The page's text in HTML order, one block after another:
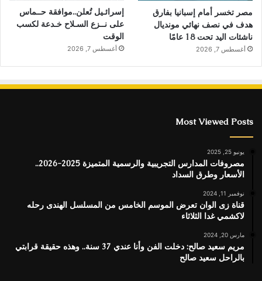
مصر تخسر أمام إسبانيا بفارق
هدف في نصف نهائي مونديال
ناشئات اليد تحت 18 عامًا
أغسطس 7, 2026
إسرائـيل تُعلن..موافقة حــماس
على نــزع السـلاح خـدعة لكسب
الوقت
أغسطس 7, 2026
Most Viewed Posts
يونيو 25, 2025
مصروفات المدارس التجريبية والرسمية المتميزة 2025-2026..
الأسعار وطرق السداد
نوفمبر 11, 2024
قناة زى الوان تعرض الموسم الخامس من المسلسل الهندى رحله
لاكشمي غدا الثلاثاء
مارس 20, 2024
مريم سعيد صالح: دخلت الفن وأنا عندي 37 سنة.. وهذه حقيقة قرابتي
بالراحل سعيد صالح